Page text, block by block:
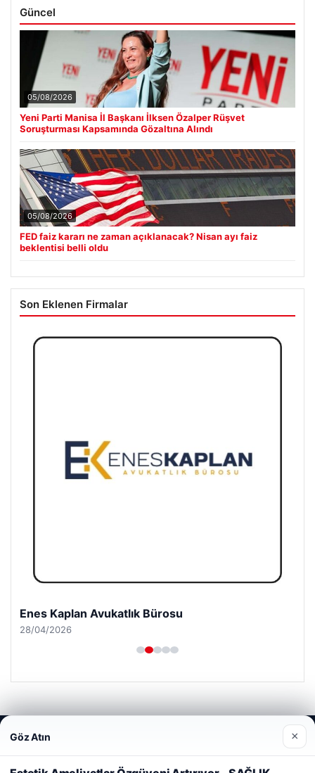
Güncel
05/08/2026
Yeni Parti Manisa İl Başkanı İlksen Özalper Rüşvet
Soruşturması Kapsamında Gözaltına Alındı
05/08/2026
FED faiz kararı ne zaman açıklanacak? Nisan ayı faiz
beklentisi belli oldu
Son Eklenen Firmalar
Enes Kaplan Avukatlık Bürosu
28/04/2026
© 2026 Sağlık Haberleri
Web sitemizi nasıl kullandığınızı daha iyi anlayabilmek,
deneyiminizi kişiselleştirmek ve geliştirmek amacıyla çerezler
Göz Atın ×